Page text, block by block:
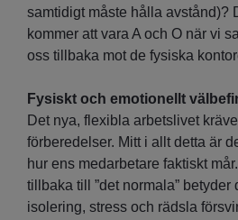
samtidigt måste hålla avstånd)?
kommer att vara A och O när vi
oss tillbaka mot de fysiska
Fysiskt och emotionellt
Det nya, flexibla arbetslivet
förberedelser. Mitt i allt detta är
hur ens medarbetare faktiskt
tillbaka till ”det normala” betyder
isolering, stress och rädsla